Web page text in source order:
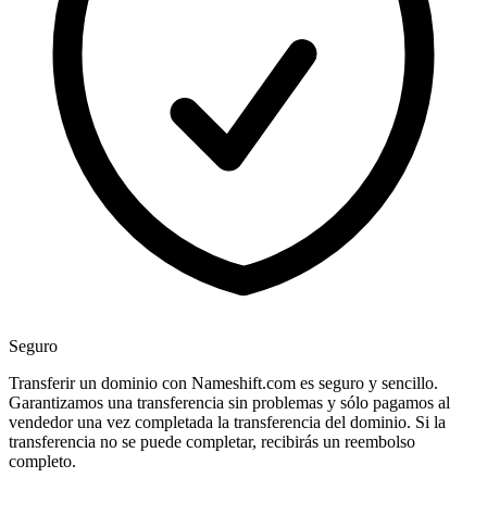
Seguro
Transferir un dominio con Nameshift.com es seguro y sencillo.
Garantizamos una transferencia sin problemas y sólo pagamos al
vendedor una vez completada la transferencia del dominio. Si la
transferencia no se puede completar, recibirás un reembolso
completo.